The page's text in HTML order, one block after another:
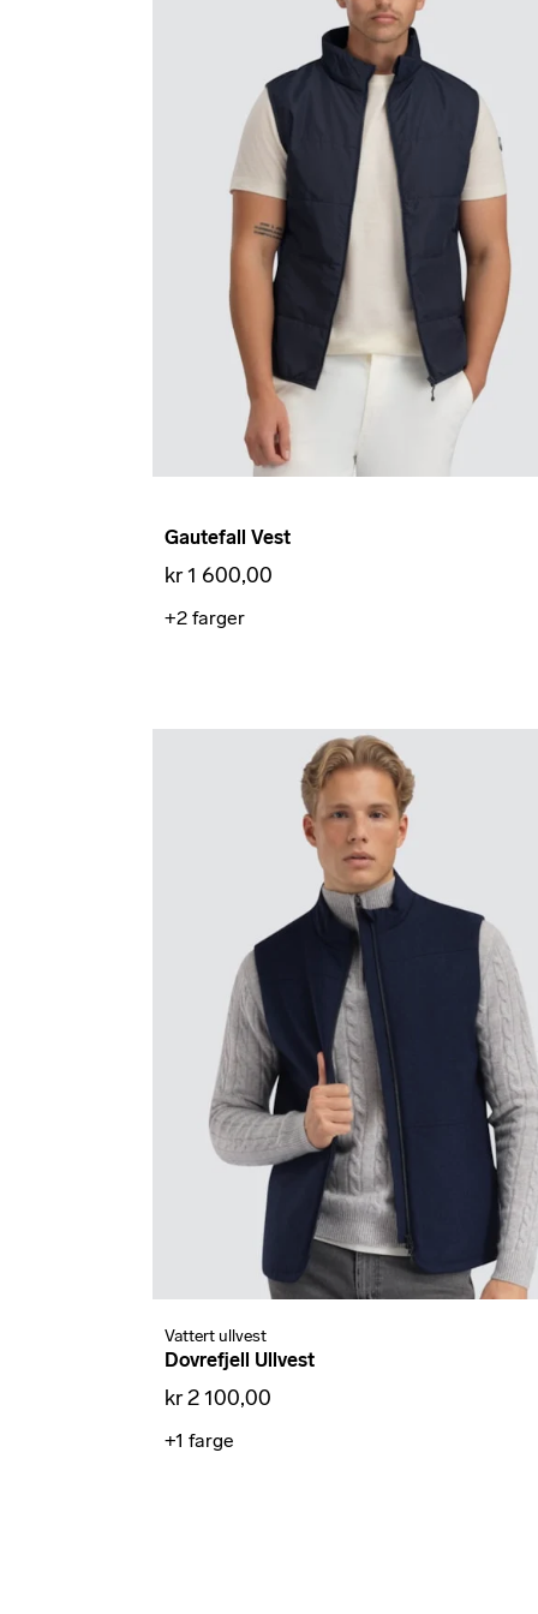
Gautefall Vest
kr 1 600,00
+2 farger
Vattert ullvest
Dovrefjell Ullvest
kr 2 100,00
+1 farge